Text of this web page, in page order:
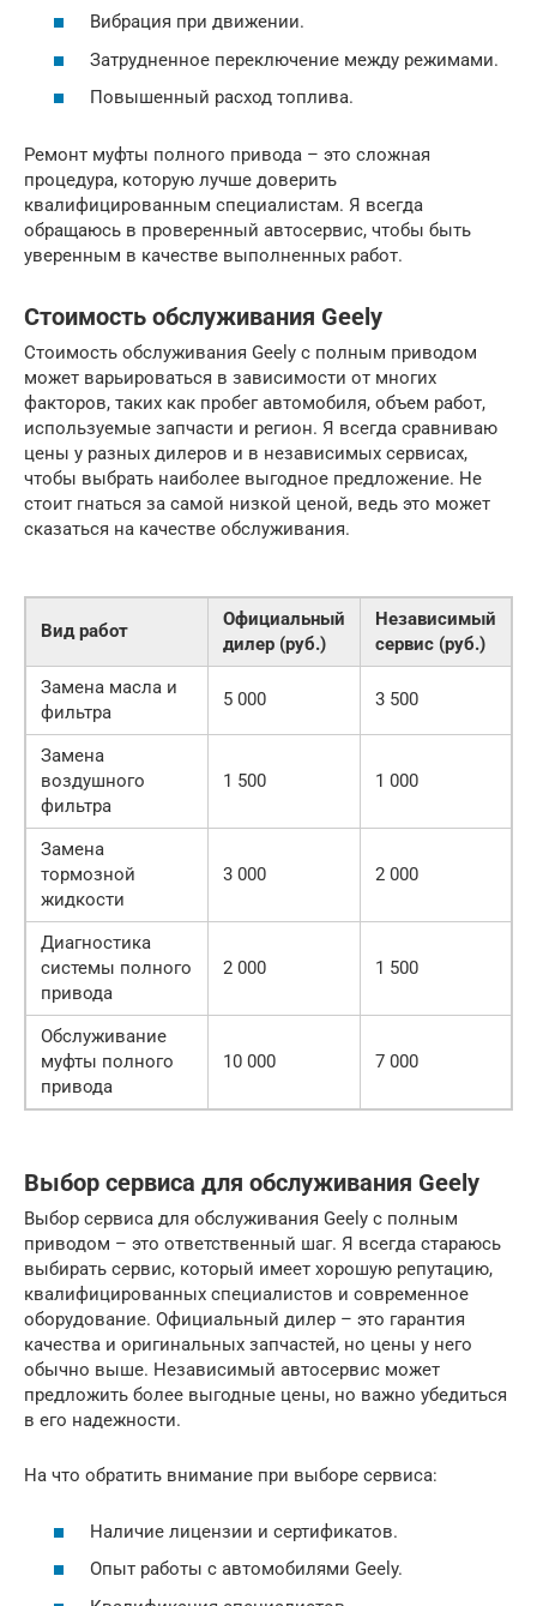
Вибрация при движении.
Затрудненное переключение между режимами.
Повышенный расход топлива.
Ремонт муфты полного привода – это сложная
процедура, которую лучше доверить
квалифицированным специалистам. Я всегда
обращаюсь в проверенный автосервис, чтобы быть
уверенным в качестве выполненных работ.
Стоимость обслуживания Geely
Стоимость обслуживания Geely с полным приводом
может варьироваться в зависимости от многих
факторов, таких как пробег автомобиля, объем работ,
используемые запчасти и регион. Я всегда сравниваю
цены у разных дилеров и в независимых сервисах,
чтобы выбрать наиболее выгодное предложение. Не
стоит гнаться за самой низкой ценой, ведь это может
сказаться на качестве обслуживания.
Вид работ
Официальный
дилер (руб.)
Независимый
сервис (руб.)
Замена масла и
фильтра
5 000 3 500
Замена
воздушного
фильтра
1 500 1 000
Замена
тормозной
жидкости
3 000 2 000
Диагностика
системы полного
привода
2 000 1 500
Обслуживание
муфты полного
привода
10 000 7 000
Выбор сервиса для обслуживания Geely
Выбор сервиса для обслуживания Geely с полным
приводом – это ответственный шаг. Я всегда стараюсь
выбирать сервис, который имеет хорошую репутацию,
квалифицированных специалистов и современное
оборудование. Официальный дилер – это гарантия
качества и оригинальных запчастей, но цены у него
обычно выше. Независимый автосервис может
предложить более выгодные цены, но важно убедиться
в его надежности.
На что обратить внимание при выборе сервиса:
Наличие лицензии и сертификатов.
Опыт работы с автомобилями Geely.